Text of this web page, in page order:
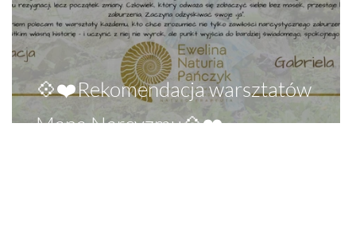
💠❤️Rekomendacja warsztatów
Mapa Narcyzmu💠❤️